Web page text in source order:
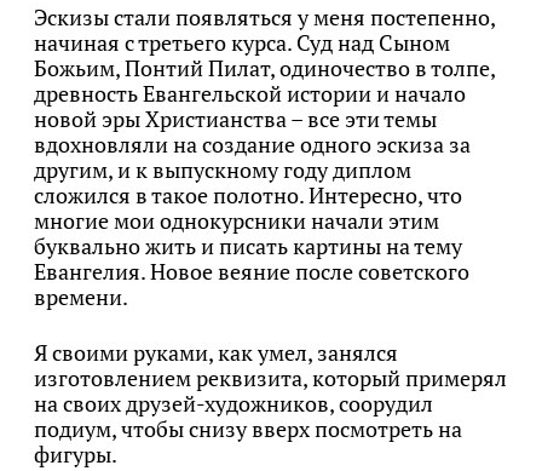
Эскизы стали появляться у меня постепенно,
начиная с третьего курса. Суд над Сыном
Божьим, Понтий Пилат, одиночество в толпе,
древность Евангельской истории и начало
новой эры Христианства – все эти темы
вдохновляли на создание одного эскиза за
другим, и к выпускному году диплом
сложился в такое полотно. Интересно, что
многие мои однокурсники начали этим
буквально жить и писать картины на тему
Евангелия. Новое веяние после советского
времени.
Я своими руками, как умел, занялся
изготовлением реквизита, который примерял
на своих друзей-художников, соорудил
подиум, чтобы снизу вверх посмотреть на
фигуры.